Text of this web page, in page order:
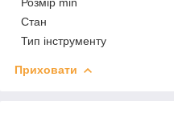
Стан
Тип інструменту
Приховати